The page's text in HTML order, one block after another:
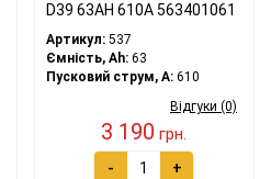
D39 63АH 610A 563401061
Артикул:537
Ємність, Ah:63
Пусковий струм, A:610
Відгуки (0)
3 190 грн.
- +